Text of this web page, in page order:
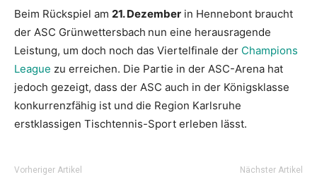
Beim Rückspiel am 21. Dezember in Hennebont braucht
der ASC Grünwettersbach nun eine herausragende
Leistung, um doch noch das Viertelfinale der Champions
League zu erreichen. Die Partie in der ASC-Arena hat
jedoch gezeigt, dass der ASC auch in der Königsklasse
konkurrenzfähig ist und die Region Karlsruhe
erstklassigen Tischtennis-Sport erleben lässt.
Vorheriger Artikel Nächster Artikel